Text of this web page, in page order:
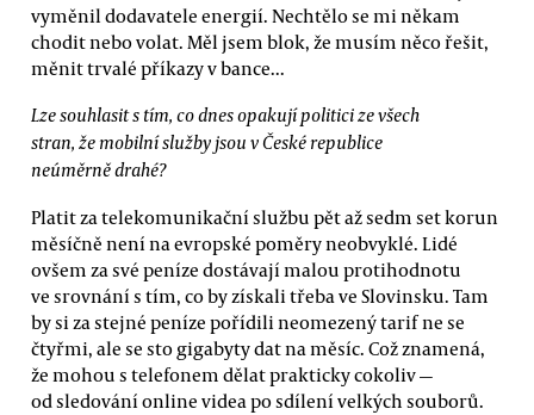
vyměnil dodavatele energií. Nechtělo se mi někam
chodit nebo volat. Měl jsem blok, že musím něco řešit,
měnit trvalé příkazy v bance...
Lze souhlasit s tím, co dnes opakují politici ze všech
stran, že mobilní služby jsou v České republice
neúměrně drahé?
Platit za telekomunikační službu pět až sedm set korun
měsíčně není na evropské poměry neobvyklé. Lidé
ovšem za své peníze dostávají malou protihodnotu
ve srovnání s tím, co by získali třeba ve Slovinsku. Tam
by si za stejné peníze pořídili neomezený tarif ne se
čtyřmi, ale se sto gigabyty dat na měsíc. Což znamená,
že mohou s telefonem dělat prakticky cokoliv —
od sledování online videa po sdílení velkých souborů.